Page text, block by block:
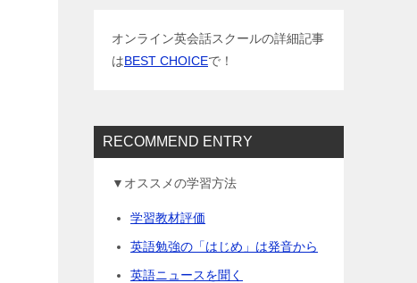
オンライン英会話スクールの詳細記事
はBEST CHOICEで！
RECOMMEND ENTRY
▼オススメの学習方法
学習教材評価
英語勉強の「はじめ」は発音から
英語ニュースを聞く